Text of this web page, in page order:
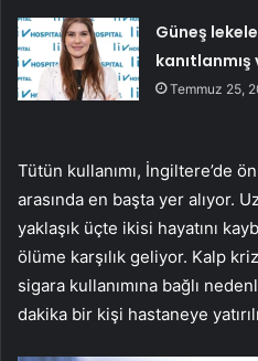
Güneş
Temmuz 25,
Tütün kullanımı, İngiltere’de
arasında en başta yer alıyor.
yaklaşık üçte ikisi hayatını
ölüme karşılık geliyor. Kalp
sigara kullanımına bağlı
dakika bir kişi hastaneye